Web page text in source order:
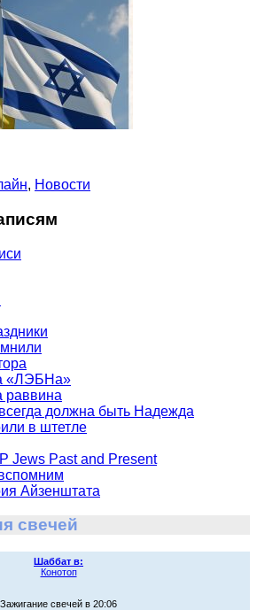
, Новости
«ЛЭБНа»
раввина
должна быть Надежда
в штетле
Jews Past and Present
Айзенштата
свечей
Шаббат в:
Конотоп
Зажигание свечей в 20:06